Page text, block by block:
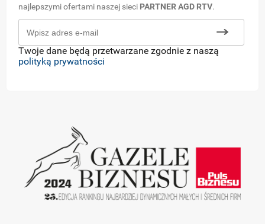
najlepszymi ofertami naszej sieci PARTNER AGD RTV.
Twoje dane będą przetwarzane zgodnie z naszą
polityką prywatności